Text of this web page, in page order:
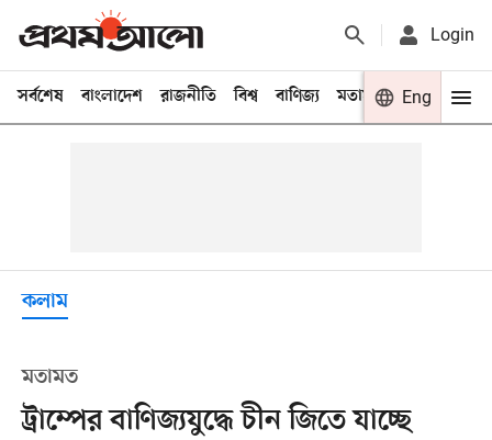
Login
সর্বশেষ বাংলাদেশ রাজনীতি বিশ্ব বাণিজ্য মতামত খেলা
Eng
কলাম
মতামত
ট্রাম্পের বাণিজ্যযুদ্ধে চীন জিতে যাচ্ছে